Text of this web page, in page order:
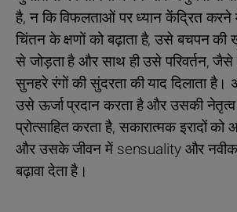
है, न कि विफलताओं पर ध्यान केंद्रित
चिंतन के क्षणों को बढ़ाता है, उसे बचपन की
से जोड़ता है और साथ ही उसे परिवर्तन,
सुनहरे रंगों की सुंदरता की याद दिलाता है।
उसे ऊर्जा प्रदान करता है और उसकी
प्रोत्साहित करता है, सकारात्मक इरादों को
और उसके जीवन में sensuality और
बढ़ावा देता है।